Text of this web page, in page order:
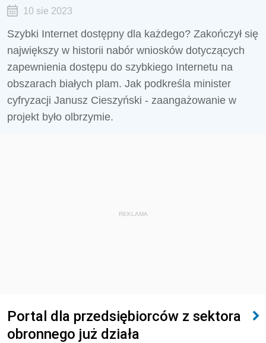
10 sie 2023
Szybki Internet dostępny dla każdego? Zakończył się
największy w historii nabór wniosków dotyczących
zapewnienia dostępu do szybkiego Internetu na
obszarach białych plam. Jak podkreśla minister
cyfryzacji Janusz Cieszyński - zaangażowanie w
projekt było olbrzymie.
REKLAMA
Portal dla przedsiębiorców z sektora
obronnego już działa